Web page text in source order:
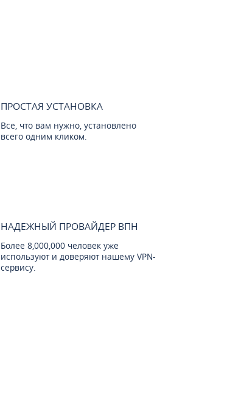
ПРОСТАЯ УСТАНОВКА
Все, что вам нужно, установлено
всего одним кликом.
НАДЕЖНЫЙ ПРОВАЙДЕР ВПН
Более 8,000,000 человек уже
используют и доверяют нашему VPN-
сервису.